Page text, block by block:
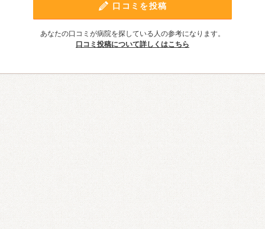
口コミを投稿
あなたの口コミが病院を探している人の参考になります。
口コミ投稿について詳しくはこちら